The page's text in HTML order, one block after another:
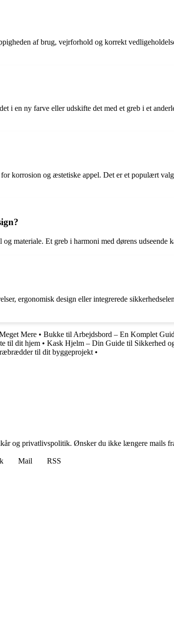
af brug, vejrforhold og korrekt
i en ny farve eller udskifte det med et greb i et
korrosion og æstetiske appel. Det er et populært
materiale. Et greb i harmoni med dørens
ergonomisk design eller integrerede
Mere • Bukke til Arbejdsbord – En Komplet
til dit hjem • Kask Hjelm – Din Guide til Sikkerhed
til dit byggeprojekt •
og privatlivspolitik. Ønsker du ikke længere mails
Mail
RSS